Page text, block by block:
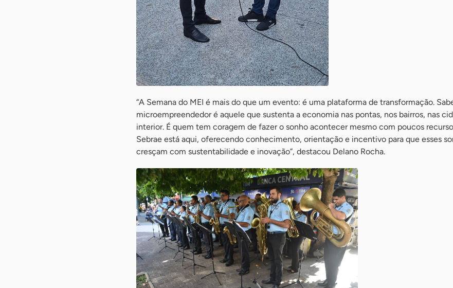
“A Semana do MEI é mais do que um evento: é uma plataforma de transformação.
microempreendedor é aquele que sustenta a economia nas pontas, nos bairros, nas
interior. É quem tem coragem de fazer o sonho acontecer mesmo com poucos
Sebrae está aqui, oferecendo conhecimento, orientação e incentivo para que esses
cresçam com sustentabilidade e inovação”, destacou Delano Rocha.